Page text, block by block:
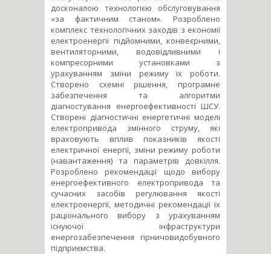
досконалою технологією обслуговування
«за фактичним станом». Розроблено
комплекс технологічних заходів з економії
електроенергії підйомними, конвеєрними,
вентиляторними, водовідливними і
компресорними установками з
урахуванням зміни режиму їх роботи.
Створено схемні рішення, програмне
забезпечення та алгоритми
діагностування енергоефективності ШСУ.
Створені діагностичні енергетичні моделі
електропривода змінного струму, які
враховують вплив показників якості
електричної енергії, зміни режиму роботи
(навантаження) та параметрів довкілля.
Розроблено рекомендації щодо вибору
енергоефективного електропривода та
сучасних засобів регулювання якості
електроенергії, методичні рекомендації їх
раціонального вибору з урахуванням
існуючої інфраструктури
енергозабезпечення гірничовидобувного
підприємства.